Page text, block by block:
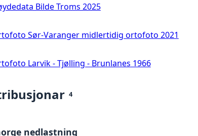
Bilde Troms 2025
Sør-Varanger midlertidig ortofoto 2021
Larvik - Tjølling - Brunlanes 1966
4
nedlastning